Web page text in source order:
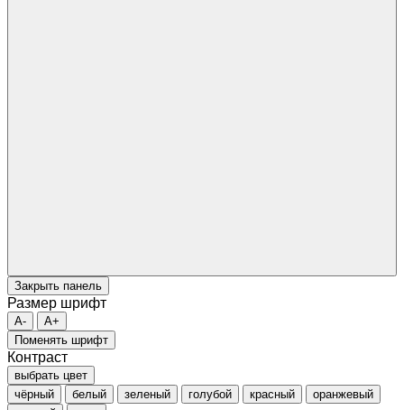
Закрыть панель
Размер шрифт
A-
A+
Поменять шрифт
Контраст
выбрать цвет
чёрный
белый зеленый голубой красный
оранжевый